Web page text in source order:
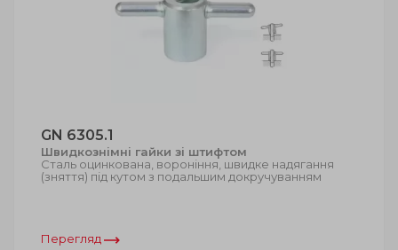
GN 6305.1
Швидкознімні гайки зі штифтом
Сталь оцинкована, вороніння, швидке надягання
(зняття) під кутом з подальшим докручуванням
Перегляд